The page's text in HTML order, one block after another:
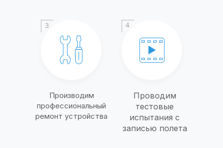
Производим
профессиональный
ремонт устройства
Проводим
тестовые
испытания с
записью полета